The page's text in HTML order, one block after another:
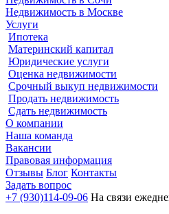
Недвижимость в Москве
Услуги
Ипотека
Материнский капитал
Юридические услуги
Оценка недвижимости
Срочный выкуп недвижимости
Продать недвижимость
Сдать недвижимость
О компании
Наша команда
Вакансии
Правовая информация
Отзывы Блог Контакты
Задать вопрос
+7 (930)114-09-06 На связи